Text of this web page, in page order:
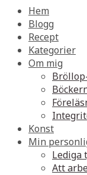
Hem
Blogg
Recept
Kategorier
Om mig
Konst
Min
Lediga
Att